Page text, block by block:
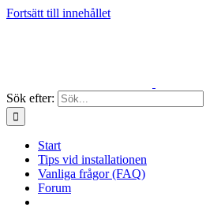
Fortsätt till innehållet
Sök efter:
Start
Tips vid installationen
Vanliga frågor (FAQ)
Forum